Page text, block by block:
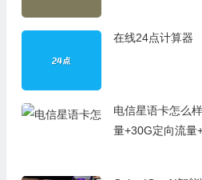
在线24点计算器
电信星语卡怎么
量+30G定向流量